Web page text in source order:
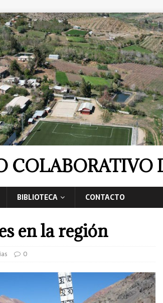
BIBLIOTECA CONTACTO
en la región
0